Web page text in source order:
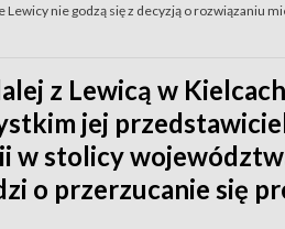
Lewicy nie godzą się z decyzją o rozwiązaniu
z Lewicą w
jej
w stolicy
o przerzucanie się